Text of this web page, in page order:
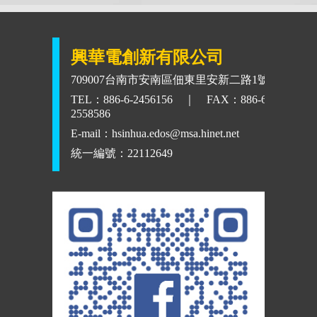
興華電創新有限公司
709007台南市安南區佃東里安新二路1號
TEL：886-6-2456156 ｜ FAX：886-6-
2558586
E-mail： hsinhua.edos@msa.hinet.net
統一編號：22112649